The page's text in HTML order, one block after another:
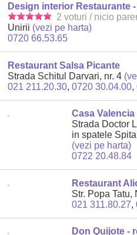
Design interior Restaurante
2 voturi / nicio
Unirii (vezi pe harta)
0720 66.53.65
Restaurant Salsa Picante
Strada Schitul Darvari, nr. 4
021 211.20.30,0720 30.04.00,
Casa Valencia
Strada Doctor
in spatele
(vezi pe harta)
0722 20.48.84
Restaurant
Str. Popa Tatu,
021 311.80.27,
Don Quijote -